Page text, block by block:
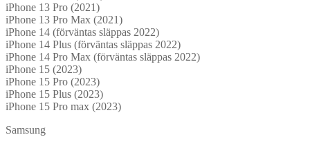
iPhone 13 Pro (2021)
iPhone 13 Pro Max (2021)
iPhone 14 (förväntas släppas 2022)
iPhone 14 Plus (förväntas släppas 2022)
iPhone 14 Pro Max (förväntas släppas 2022)
iPhone 15 (2023)
iPhone 15 Pro (2023)
iPhone 15 Plus (2023)
iPhone 15 Pro max (2023)
Samsung